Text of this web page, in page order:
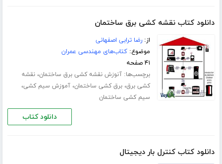
دانلود کتاب نقشه کشی برق ساختمان
از:رضا ترابی اصفهانی
موضوع:کتاب‌های مهندسی عمران
۴۱ صفحه
برچسب‌ها:آنوزش نقشه کشی برق ساختمان،نقشه
کشی برق،برق کشی ساختمان،آموزش سیم کشی،
سیم کشی ساختمان
دانلود کتاب
دانلود کتاب کنترل بار دیجیتال